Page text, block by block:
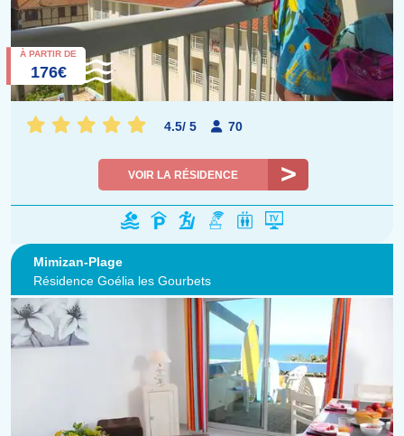
À PARTIR DE
176€
4.5/ 5 70
VOIR LA RÉSIDENCE
Mimizan-Plage
Résidence Goélia les Gourbets